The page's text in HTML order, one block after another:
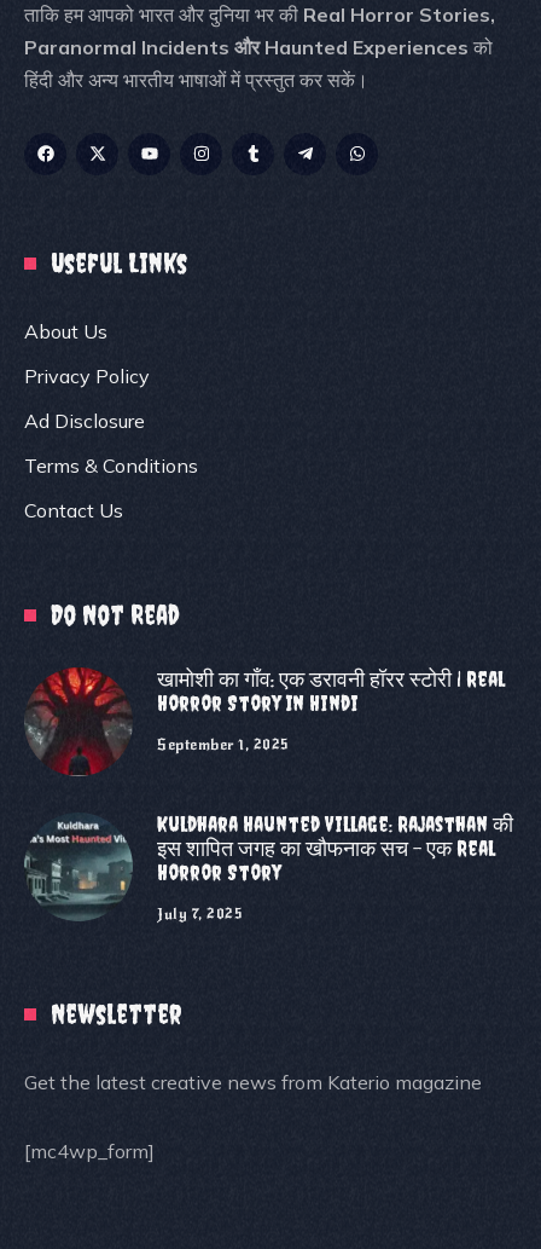
ताकि हम आपको भारत और दुनिया भर की Real Horror Stories,
Paranormal Incidents और Haunted Experiencesको
हिंदी और अन्य भारतीय भाषाओं में प्रस्तुत कर सकें।
Useful Links
About Us
Privacy Policy
Ad Disclosure
Terms & Conditions
Contact Us
Do Not Read
खामोशी का गाँव: एक डरावनी हॉरर स्टोरी | Real
Horror Story In Hindi
September 1, 2025
Kuldhara Haunted Village: Rajasthan की
इस शापित जगह का खौफनाक सच – एक Real
Horror Story
July 7, 2025
Newsletter
Get the latest creative news from Katerio magazine
[mc4wp_form]